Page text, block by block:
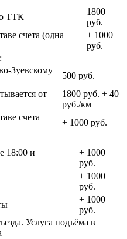
ТТК
1800
руб.
счета (одна
+ 1000
руб.
Зуевскому
500 руб.
от
1800 руб. + 40
руб./км
счета
+ 1000 руб.
18:00 и
+ 1000
руб.
+ 1000
руб.
+ 1000
руб.
Услуга подъёма в